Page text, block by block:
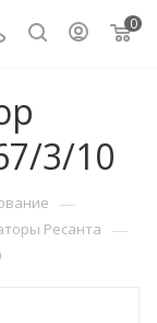
0
3/10
—
Ресанта —